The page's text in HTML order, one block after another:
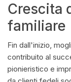
Crescita
familiare
Fin dall'inizio,
contribuito al
pionieristico e